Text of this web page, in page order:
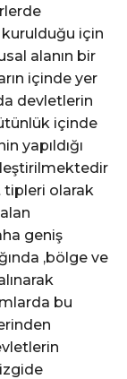
için
alanın bir
içinde yer
devletlerin
içinde
yapıldığı
tipleri olarak
geniş
,bölge ve
bu